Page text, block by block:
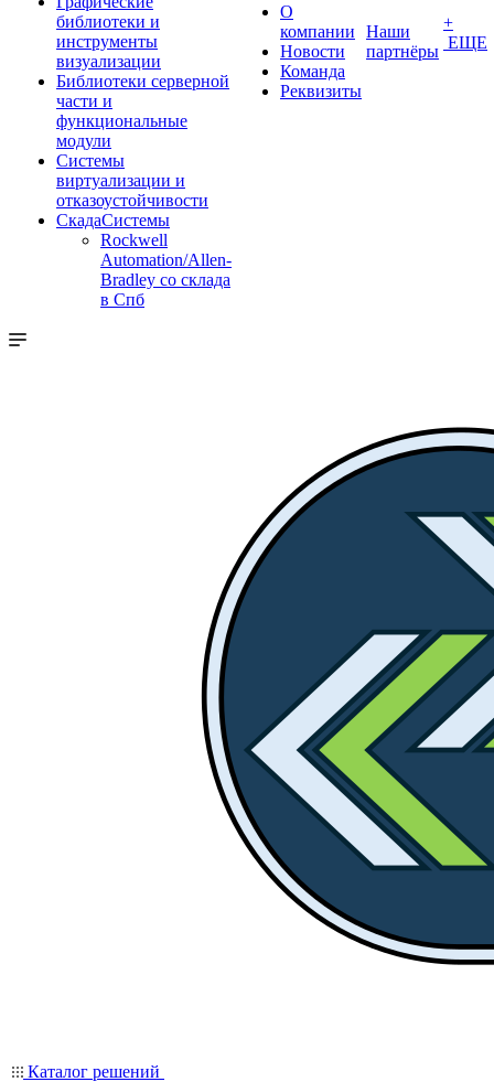
библиотеки и
инструменты
визуализации
Библиотеки серверной
части и
функциональные
модули
Системы
виртуализации и
отказоустойчивости
СкадаСистемы
Rockwell
Automation/Allen-
Bradley со склада
в Спб
О
компании
Новости
Команда
Реквизиты
Наши
партнёры
+
ЕЩЕ
Каталог решений